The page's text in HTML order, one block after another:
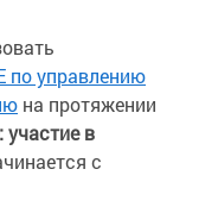
по управлению
на протяжении
участие в
с